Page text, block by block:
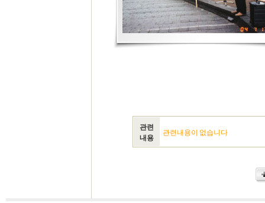
관련
내용
관련내용이 없습니다